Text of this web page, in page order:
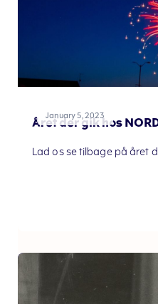
January 5, 2023
Året der gik hos
Lad os se tilbage på året